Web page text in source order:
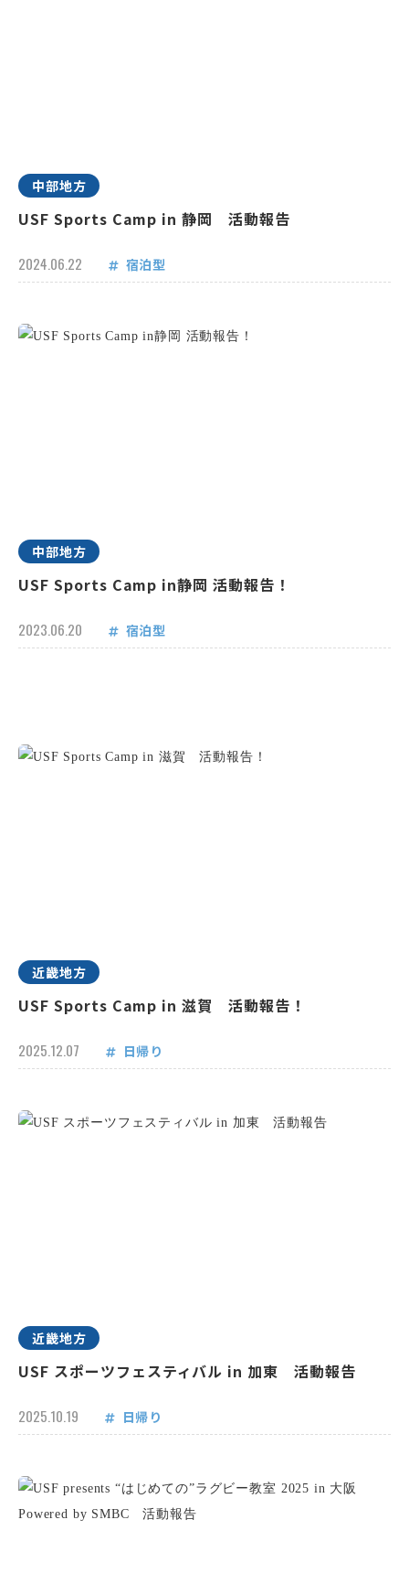
中部地方
USF Sports Camp in 静岡 活動報告
2024.06.22 宿泊型
中部地方
USF Sports Camp in静岡 活動報告！
2023.06.20 宿泊型
近畿地方
USF Sports Camp in 滋賀 活動報告！
2025.12.07 日帰り
近畿地方
USF スポーツフェスティバル in 加東 活動報告
2025.10.19 日帰り